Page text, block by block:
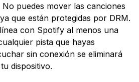
puedes mover las canciones
que están protegidas por DRM.
con Spotify al menos una
pista que hayas
sin conexión se eliminará
dispositivo.